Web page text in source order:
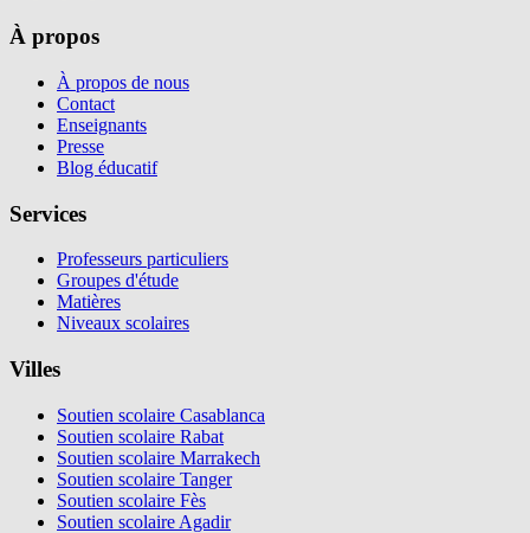
À propos
À propos de nous
Contact
Enseignants
Presse
Blog éducatif
Services
Professeurs particuliers
Groupes d'étude
Matières
Niveaux scolaires
Villes
Soutien scolaire Casablanca
Soutien scolaire Rabat
Soutien scolaire Marrakech
Soutien scolaire Tanger
Soutien scolaire Fès
Soutien scolaire Agadir